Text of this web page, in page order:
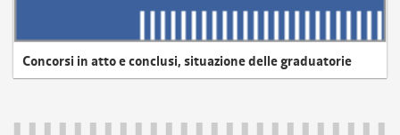
Concorsi in atto e conclusi, situazione delle graduatorie